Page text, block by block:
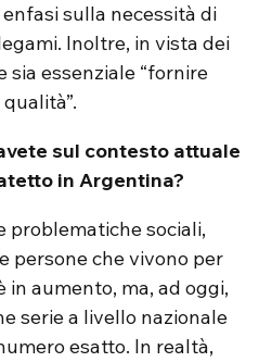
sulla necessità di
Inoltre, in vista dei
sia essenziale “fornire
sul contesto attuale
in Argentina?
problematiche sociali,
persone che vivono per
aumento, ma, ad oggi,
serie a livello nazionale
esatto. In realtà,